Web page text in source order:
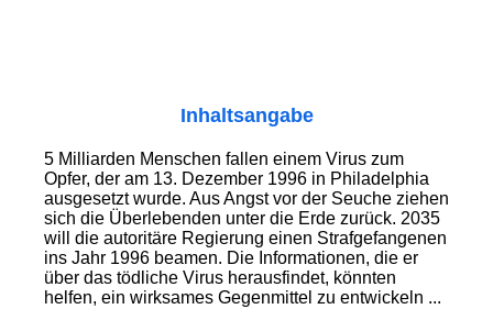
Inhaltsangabe
5 Milliarden Menschen fallen einem Virus zum
Opfer, der am 13. Dezember 1996 in Philadelphia
ausgesetzt wurde. Aus Angst vor der Seuche ziehen
sich die Überlebenden unter die Erde zurück. 2035
will die autoritäre Regierung einen Strafgefangenen
ins Jahr 1996 beamen. Die Informationen, die er
über das tödliche Virus herausfindet, könnten
helfen, ein wirksames Gegenmittel zu entwickeln ...